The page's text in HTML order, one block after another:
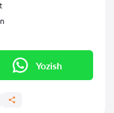
Yozish